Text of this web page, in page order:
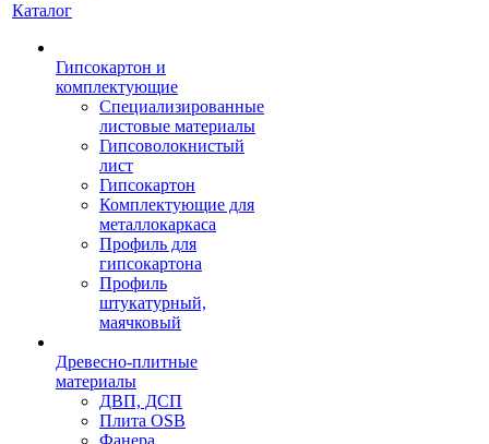
Каталог
Гипсокартон и
комплектующие
Специализированные
листовые материалы
Гипсоволокнистый
лист
Гипсокартон
Комплектующие для
металлокаркаса
Профиль для
гипсокартона
Профиль
штукатурный,
маячковый
Древесно-плитные
материалы
ДВП, ДСП
Плита OSB